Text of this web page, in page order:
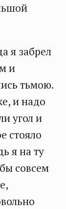
я забрел
и
тьмою.
и надо
угол и
стояло
я на ту
совсем